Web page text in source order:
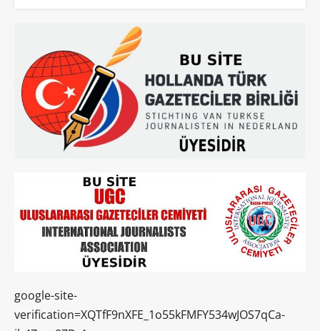
google-site-
verification=XQTfF9nXFE_1o55kFMFY534wJOS7qCa-